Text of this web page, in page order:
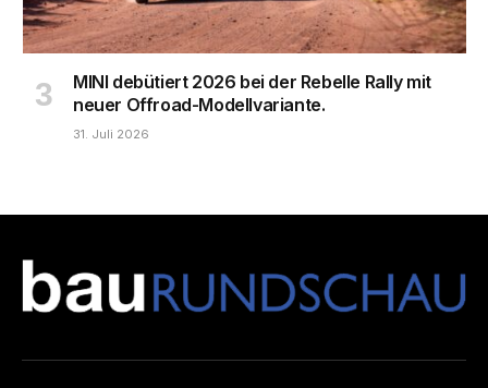
MINI debütiert 2026 bei der Rebelle Rally mit
neuer Offroad-Modellvariante.
31. Juli 2026